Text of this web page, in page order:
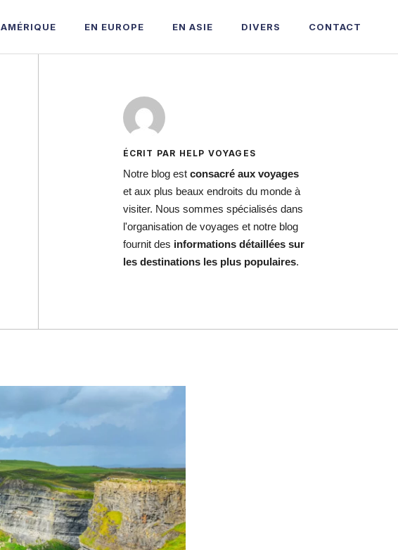
EN EUROPE EN ASIE DIVERS CONTACT
ÉCRIT PAR HELP VOYAGES
Notre blog est consacré aux voyages
et aux plus beaux endroits du monde à
visiter. Nous sommes spécialisés dans
l'organisation de voyages et notre blog
fournit des informations détaillées sur
les destinations les plus populaires.